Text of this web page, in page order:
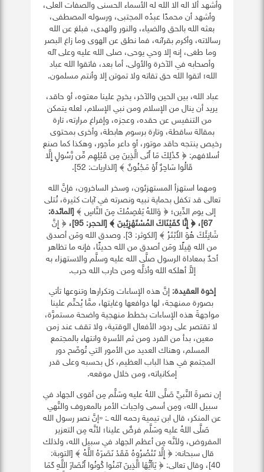
وأشهد ألا اله الا الله له الأسماء الحسنى والصفات العلى،
وأشهد أن محمدًا عبدُه المجتبى، ورسوله المصطفى،
بعثه الله بالحق والضياء، والنور والهدى، فبلغ عن الله
رسالاته، وأكرم بقرآنه، فما نطق عن الهوى وما زاغ البصر
وما طغى، إنه إلا وحي يوحى، صلى الله عليه وعلى آله
وأصحابه في الآخرة والأولى. أما بعد، فاتقوا الله عباد
الله؛ اتقوا الله حق تقاته ولا تموتن إلا وأنتم مسلمون.
عباد الله، بين الحين والآخر، يخرج علينا معتوه، أو حاقد،
يريد أن ينال من الإسلام ومن نبي الإسلام، لعله يتمكن
من التنفيس عن حقده، وعجزه، وإفراغ مرارته، تارة
بمقالة ساقطة، وتارة برسوم هابطة، وأخرى بمحتوى
رخيص ينتجه حاقد موتور، أو داعر مأجور، وهكذا كما صنع
أسلافهم: ﴿ كَذَٰلِكَ مَا أَتَى الَّذِينَ مِن قَبْلِهِم مِّن رَّسُولٍ إِلَّا
قَالُوا سَاحِرٌ أَوْ مَجْنُونٌ ﴾ [الذاريات: 52].
ومهما استهزأ المستهزئون، وسخر الساخرون، فإنَّ الله
تعالى قد تكفل بحماية نبيه ونصرته في آيات كثيرة، تُتلى
إلى يوم الدِّين؛ ﴿ وَاللهُ يَعْصِمُكَ مِنَ النَّاسِ ﴾ [المائدة:
67] ، ﴿ إِنَّا كَفَيْنَاكَ المُسْتَهْزِئِينَ ﴾ [الحجر: 95] ، ﴿ إِنَّ
شَانِئَكَ هُوَ الأَبْتَرُ ﴾ [الكوثر: 3]. وصدق الله ومَن أصدق
من الله قِيلًا ومَن أصدق من الله حديثًا، فإنه ما تظاهر
أحدٌ بمعاداة الرسول صلَّى الله عليه وسلَّم والاستهزاء به
إلاَّ أهلكه الله وأذلَّه ومن حارب الله حرب.
إخوة العقيدة: إنَّ هذه الإساءات وتكرارها وتنوعها تأتي
بصورة ممنهجة، لها دوافعها وغايتها، ممَّا يُحتِّم علينا
مواجهةَ هذه الإساءات بخطط منهجية واضحة مستمرَّة،
لا تقتصر على ردود الأفعال الوقتية، ولا تقف عند زمن
معين، بدأ من الفرد ومن ثم الأسرة وانتهاء بالمجتمع
المسلم، وهناك العديد من الأمور التي تُوضّح دور
المجتمع في هذا الباب العظيم، كل بحسبه وعلى قدر
إمكانياته، ومن خلال موقعه.
إن نصرةَ النَّبيِّ صَلَّى اللهُ عليه وسَلَّم مِن أقوى الجهاد في
سبيل الله، ومِن أسمى واجبات الأمر بالمعروف والنَّهي
عن المنكر، قال ابن تيمية رحمه الله ـ: «إنَّ نصر رسول الله
صَلَّى اللهُ عليه وسَلَّم فرضٌ علينا؛ لأنَّه مِن التعزير
المفروض، ولأنَّه مِن أعظم الجهاد في سبيل الله، ولذلك
قال سبحانه: ﴿ إِلَّا تَنْصُرُوهُ فَقَدْ نَصَرَهُ اللَّهُ ﴾ [التوبة:
40]، وقال تعالى: ﴿ يَاأَيُّهَا الَّذِينَ آمَنُوا كُونُوا أَنْصَارَ اللَّهِ كَمَا